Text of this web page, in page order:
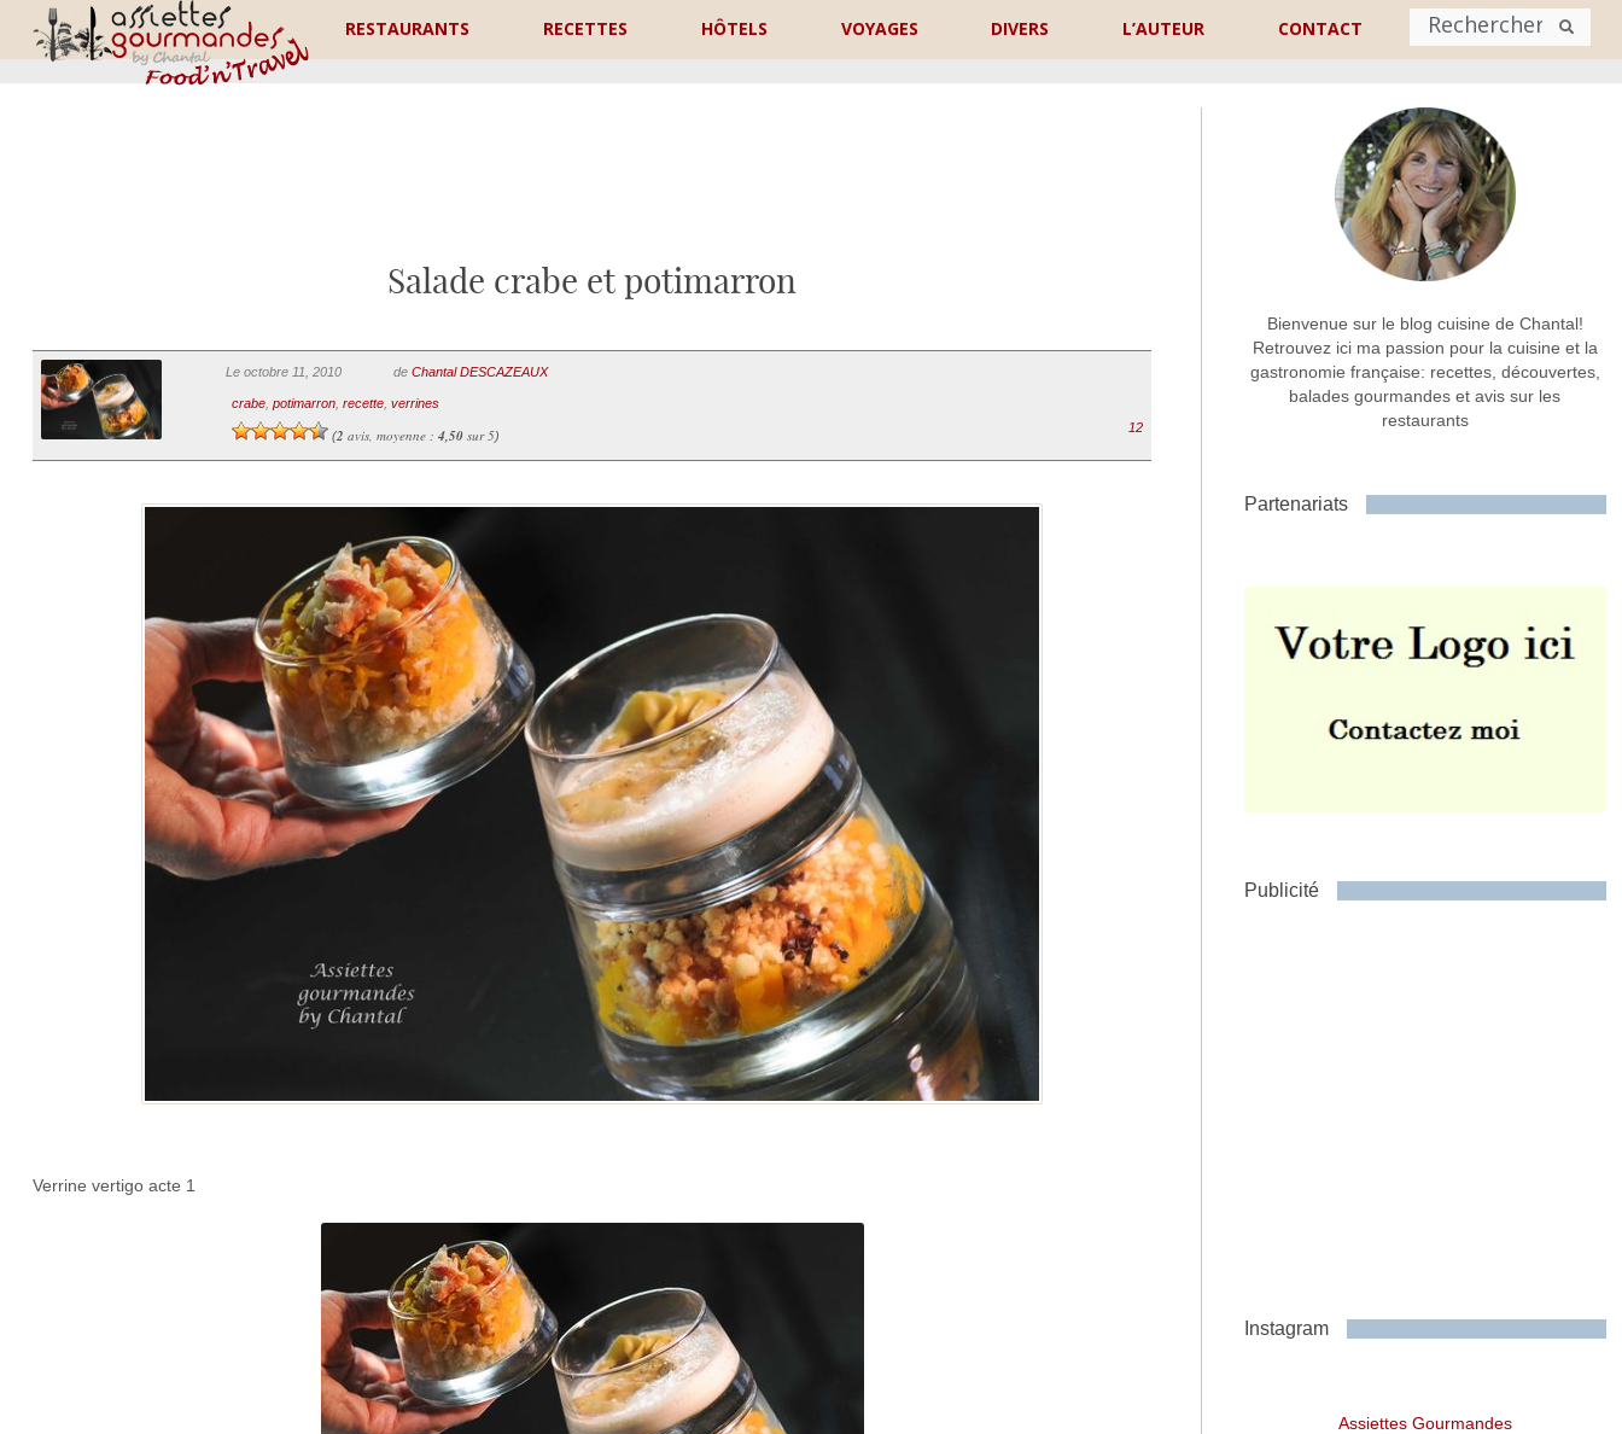
RESTAURANTS RECETTES HÔTELS VOYAGES DIVERS L’AUTEUR CONTACT
Nom
Commentaire ou message *
Salade crabe et potimarron
Le octobre 11, 2010 de Chantal DESCAZEAUX
crabe, potimarron, recette, verrines
(2 avis, moyenne : 4,50sur 5)
12
Verrine vertigo acte 1
Bienvenue sur le blog cuisine de Chantal!
Retrouvez ici ma passion pour la cuisine et la
gastronomie française: recettes, découvertes,
balades gourmandes et avis sur les
restaurants
Partenariats
Publicité
Instagram
Assiettes Gourmandes